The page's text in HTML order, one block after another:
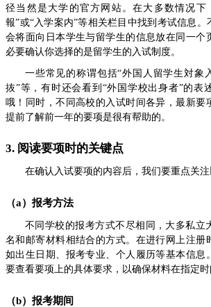
径当然是大学的官方网站。在大多数情况下
報”或“入学案内”等相关栏目中找到考试信息
会将面向日本学生与留学生的信息放在同一个
必要确认你选择的是留学生的入试制度。
一些常见的称谓包括“外国人留学生対象
抜”等，有时还会看到“外国学校出身者”的表
哦！同时，不同高校的入试时间各异，最新要
提前了解前一年的要项是很有帮助的。
3. 阅读要项时的关键点
在确认入试要项的内容后，我们要重点关注
（a）报考方法
不同学校的报考方式不尽相同，大多私立
名和邮寄材料相结合的方式。在进行网上注册
如出生日期、报考专业、个人履历等基本信息
要查看要项上的具体要求，以确保材料在指定时
（b）报考期间